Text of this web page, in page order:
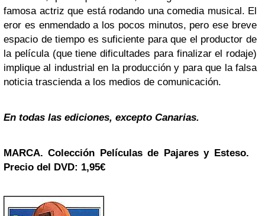
famosa actriz que está rodando una comedia musical. El
eror es enmendado a los pocos minutos, pero ese breve
espacio de tiempo es suficiente para que el productor de
la película (que tiene dificultades para finalizar el rodaje)
implique al industrial en la producción y para que la falsa
noticia trascienda a los medios de comunicación.
En todas las ediciones, excepto Canarias.
MARCA. Colección Películas de Pajares y Esteso.
Precio del DVD: 1,95€